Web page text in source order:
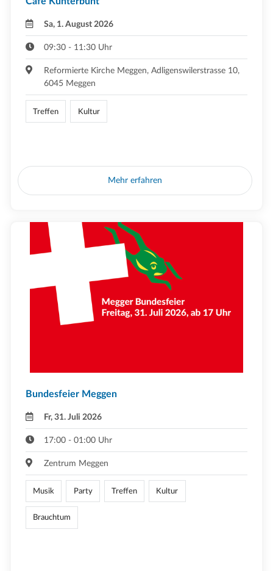
Sa, 1. August 2026
09:30 - 11:30 Uhr
Reformierte Kirche Meggen, Adligenswilerstrasse 10,
6045 Meggen
Treffen Kultur
Mehr erfahren
Bundesfeier Meggen
Fr, 31. Juli 2026
17:00 - 01:00 Uhr
Zentrum Meggen
Musik Party Treffen Kultur
Brauchtum